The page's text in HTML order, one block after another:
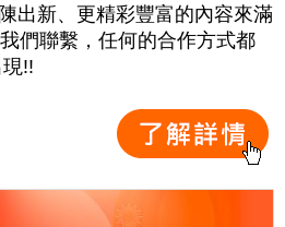
出新、更精彩豐富的內容來滿
們聯繫，任何的合作方式都
!!